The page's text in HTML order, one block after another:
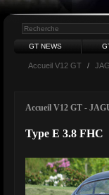
GT NEWS
Accueil V12 GT /
Accueil V12 GT -
Type E 3.8 FHC